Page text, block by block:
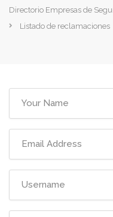
Directorio Empresas de
Listado de reclamaciones